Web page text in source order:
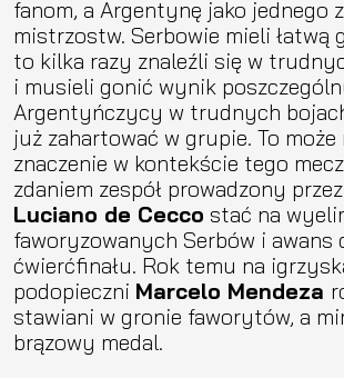
fanom, a Argentynę jako jednego
mistrzostw. Serbowie mieli łatwą
to kilka razy znaleźli się w
i musieli gonić wynik
Argentyńczycy w trudnych
już zahartować w grupie. To może
znaczenie w kontekście tego
zdaniem zespół prowadzony
Luciano de Cecco stać na
faworyzowanych Serbów i awans
ćwierćfinału. Rok temu na
podopieczni Marcelo Mendeza
stawiani w gronie faworytów, a
brązowy medal.